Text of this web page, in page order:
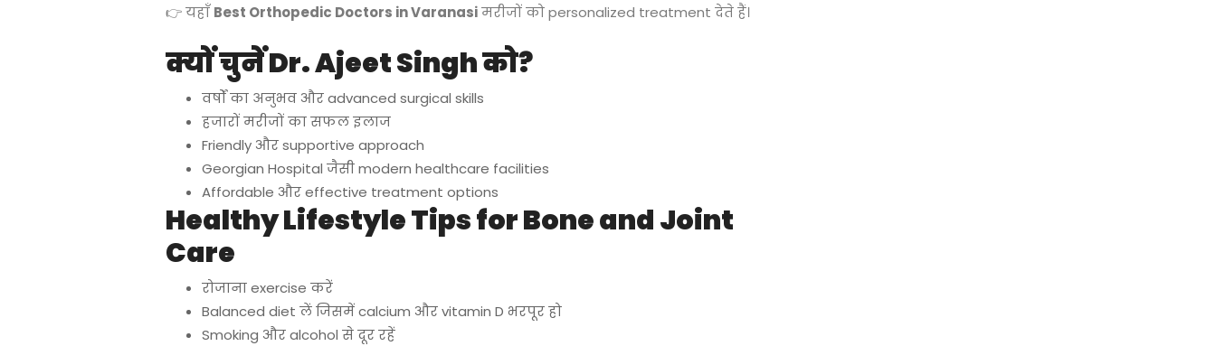
👉 यहाँ Best Orthopedic Doctors in Varanasiमरीजों को personalized treatment देते हैं।
क्यों चुनें Dr. Ajeet Singh को?
वर्षों का अनुभव और advanced surgical skills
हजारों मरीजों का सफल इलाज
Friendly और supportive approach
Georgian Hospital जैसी modern healthcare facilities
Affordable और effective treatment options
Healthy Lifestyle Tips for Bone and Joint
Care
रोजाना exercise करें
Balanced diet लें जिसमें calcium और vitamin D भरपूर हो
Smoking और alcohol से दूर रहें